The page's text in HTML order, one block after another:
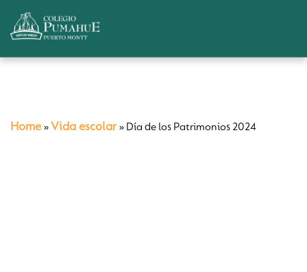
Home » Vida escolar» Día de los Patrimonios 2024